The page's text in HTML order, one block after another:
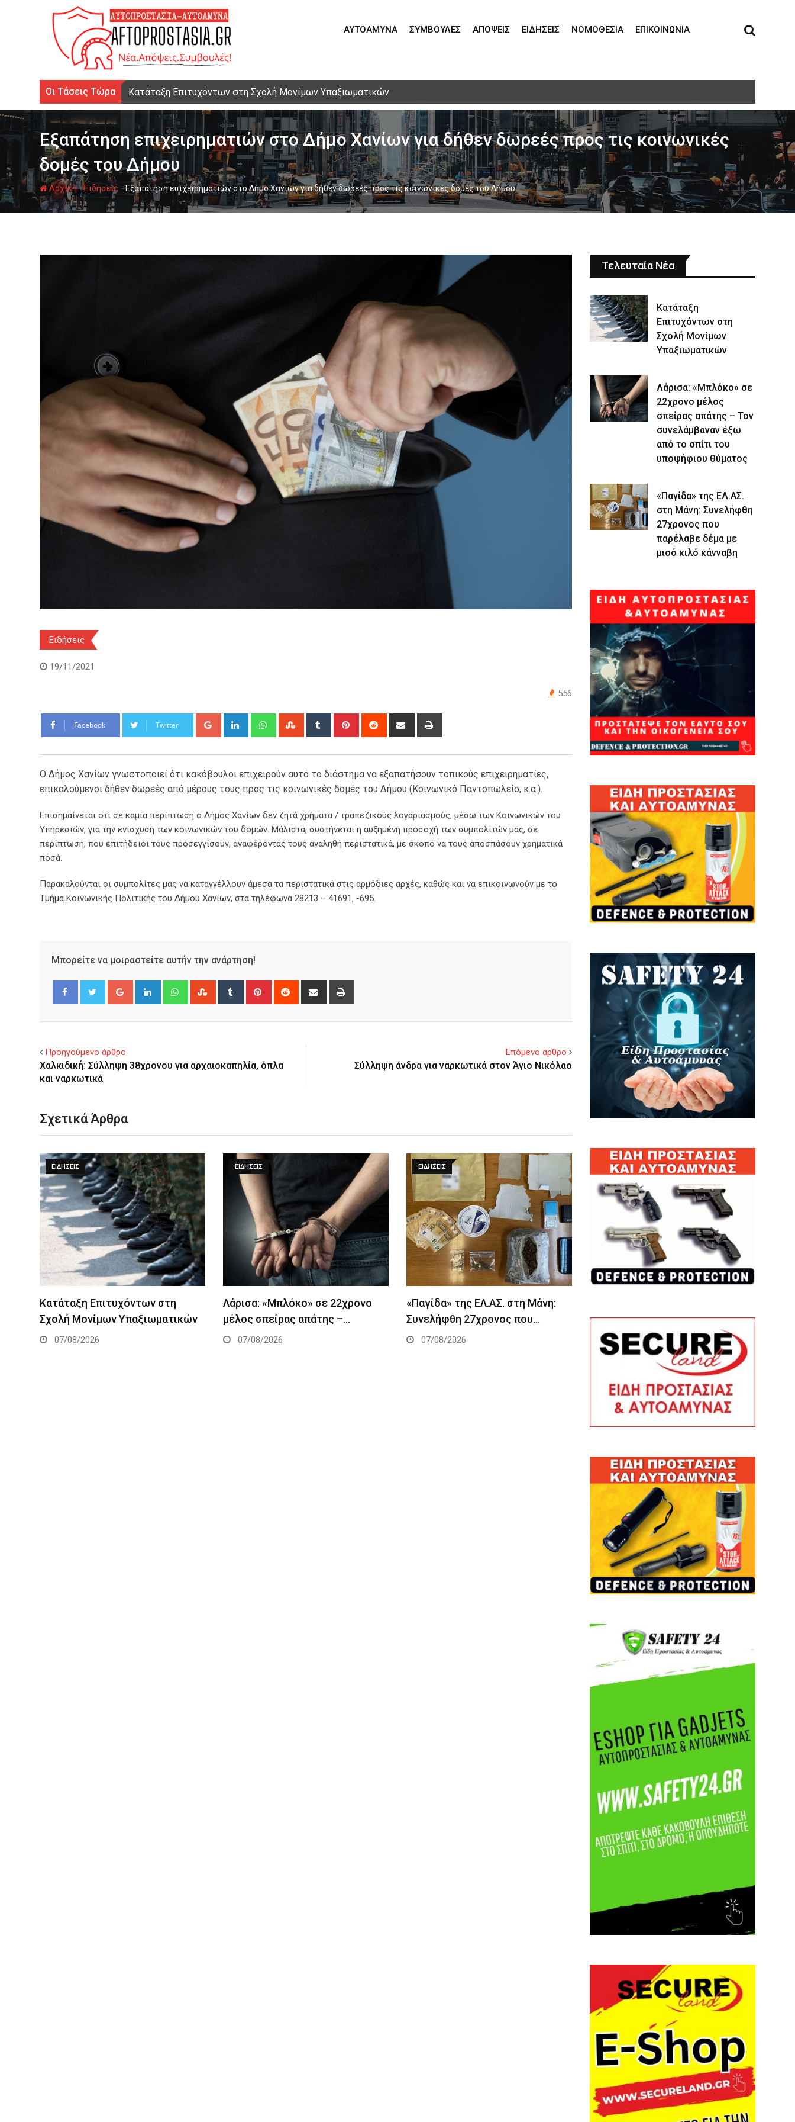
ΑΥΤΟΆΜΥΝΑ
ΣΥΜΒΟΥΛΈΣ ΑΠΌΨΕΙΣ ΕΙΔΉΣΕΙΣ ΝΟΜΟΘΕΣΊΑ ΕΠΙΚΟΙΝΩΝΊΑ
Οι Τάσεις Τώρα Κατάταξη Επιτυχόντων στη Σχολή Μονίμων Υπαξιωματικών
Εξαπάτηση επιχειρηματιών στο Δήμο Χανίων για δήθεν δωρεές προς τις κοινωνικές
δομές του Δήμου
Αρχική-Ειδήσεις - Εξαπάτηση επιχειρηματιών στο Δήμο Χανίων για δήθεν δωρεές προς τις κοινωνικές δομές του Δήμου
Ειδήσεις
19/11/2021
556
Facebook Twitter Google+ LinkedIn WhatsappStumbleUpon
Tumblr Pinterest Reddit
Share
Ο Δήμος Χανίων γνωστοποιεί ότι κακόβουλοι επιχειρούν αυτό το διάστημα να εξαπατήσουν τοπικούς επιχειρηματίες,
επικαλούμενοι δήθεν δωρεές από μέρους τους προς τις κοινωνικές δομές του Δήμου (Κοινωνικό Παντοπωλείο, κ.α.).
Επισημαίνεται ότι σε καμία περίπτωση ο Δήμος Χανίων δεν ζητά χρήματα / τραπεζικούς λογαριασμούς, μέσω των Κοινωνικών του
Υπηρεσιών, για την ενίσχυση των κοινωνικών του δομών. Μάλιστα, συστήνεται η αυξημένη προσοχή των συμπολιτών μας, σε
περίπτωση, που επιτήδειοι τους προσεγγίσουν, αναφέροντάς τους αναληθή περιστατικά, με σκοπό να τους αποσπάσουν χρηματικά
ποσά.
Παρακαλούνται οι συμπολίτες μας να καταγγέλλουν άμεσα τα περιστατικά στις αρμόδιες αρχές, καθώς και να επικοινωνούν με το
Τμήμα Κοινωνικής Πολιτικής του Δήμου Χανίων, στα τηλέφωνα 28213 – 41691, -695.
Μπορείτε να μοιραστείτε αυτήν την ανάρτηση!
Google+ LinkedIn WhatsappStumbleUpon
Tumblr Pinterest Reddit
Share
Προηγούμενο άρθρο
Χαλκιδική: Σύλληψη 38χρονου για αρχαιοκαπηλία, όπλα
και ναρκωτικά
Επόμενο άρθρο
Σύλληψη άνδρα για ναρκωτικά στον Άγιο Νικόλαο
Σχετικά Άρθρα
ΕΙΔΉΣΕΙΣ
Κατάταξη Επιτυχόντων στη
Σχολή Μονίμων Υπαξιωματικών
07/08/2026
ΕΙΔΉΣΕΙΣ
Λάρισα: «Μπλόκο» σε 22χρονο
μέλος σπείρας απάτης –…
07/08/2026
ΕΙΔΉΣΕΙΣ
«Παγίδα» της ΕΛ.ΑΣ. στη Μάνη:
Συνελήφθη 27χρονος που…
07/08/2026
Τελευταία Νέα
Κατάταξη
Επιτυχόντων στη
Σχολή Μονίμων
Υπαξιωματικών
Λάρισα: «Μπλόκο» σε
22χρονο μέλος
σπείρας απάτης – Τον
συνελάμβαναν έξω
από το σπίτι του
υποψήφιου θύματος
«Παγίδα» της ΕΛ.ΑΣ.
στη Μάνη: Συνελήφθη
27χρονος που
παρέλαβε δέμα με
μισό κιλό κάνναβη